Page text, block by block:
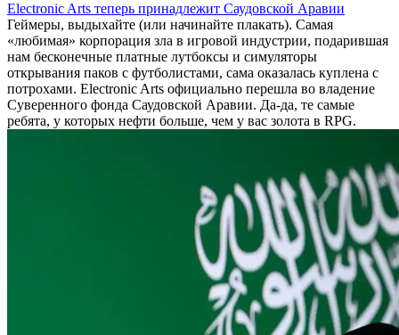
Electronic Arts теперь принадлежит Саудовской Аравии
Геймеры, выдыхайте (или начинайте плакать). Самая
«любимая» корпорация зла в игровой индустрии, подарившая
нам бесконечные платные лутбоксы и симуляторы
открывания паков с футболистами, сама оказалась куплена с
потрохами. Electronic Arts официально перешла во владение
Суверенного фонда Саудовской Аравии. Да-да, те самые
ребята, у которых нефти больше, чем у вас золота в RPG.